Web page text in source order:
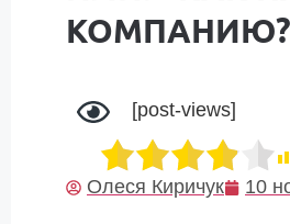
[post-views]
Олеся Киричук
10